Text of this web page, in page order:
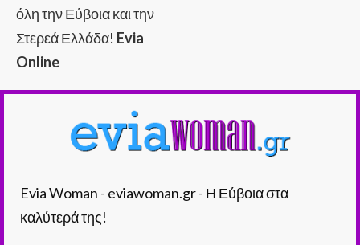
όλη την Εύβοια και την
Στερεά Ελλάδα! Evia
Online
Evia Woman - eviawoman.gr - Η Εύβοια στα
καλύτερά της!